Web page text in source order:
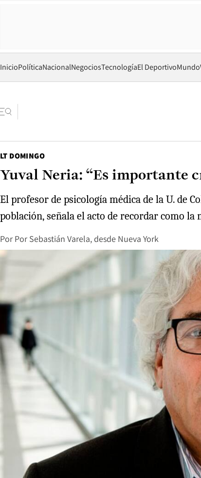
InicioPolíticaNacionalNegociosTecnologíaEl DeportivoMundo
LT DOMINGO
Yuval Neria: “Es importante
El profesor de psicología médica de la U. de
población, señala el acto de recordar como
Por Por Sebastián Varela, desde Nueva York